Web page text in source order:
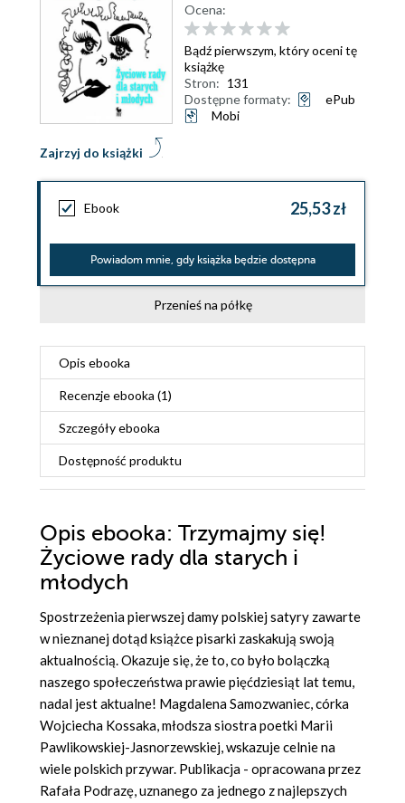
Zajrzyj do książki
Ocena:
Bądź pierwszym, który oceni tę
książkę
Stron: 131
Dostępne formaty:
ePub
Mobi
Ebook 25,53 zł
Powiadom mnie, gdy książka będzie dostępna
Przenieś na półkę
Opis ebooka
Recenzjeebooka (1)
Szczegółyebooka
Dostępność produktu
Opis ebooka: Trzymajmy się!
Życiowe rady dla starych i
młodych
Spostrzeżenia pierwszej damy polskiej satyry zawarte
w nieznanej dotąd książce pisarki zaskakują swoją
aktualnością. Okazuje się, że to, co było bolączką
naszego społeczeństwa prawie pięćdziesiąt lat temu,
nadal jest aktualne! Magdalena Samozwaniec, córka
Wojciecha Kossaka, młodsza siostra poetki Marii
Pawlikowskiej-Jasnorzewskiej, wskazuje celnie na
wiele polskich przywar. Publikacja - opracowana przez
Rafała Podrazę, uznanego za jednego z najlepszych